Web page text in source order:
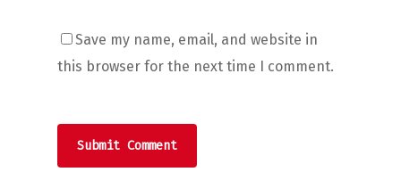
Save my name, email, and website in
this browser for the next time I comment.